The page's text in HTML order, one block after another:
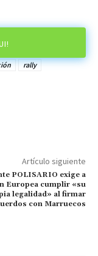
rally
Artículo siguiente
POLISARIO exige a
Europea cumplir «su
legalidad» al firmar
con Marruecos